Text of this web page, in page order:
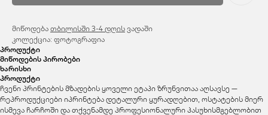
მიწოდება თბილისში 3-4 დღის ვადაში
კოლექცია: ფოტოგრაფია
პროდუქტი
მიწოდების პირობები
ხარისხი
პროდუქტი
ჩვენი პრინტების მზადების ყოველი ეტაპი ზრუნვითაა აღსავსე —
რეპროდუქციები იპრინტება დეტალური ყურადღებით, ოსტატების მიერ
ისმევა ჩარჩოში და თქვენამდე პროფესიონალური პასუხისმგებლობით